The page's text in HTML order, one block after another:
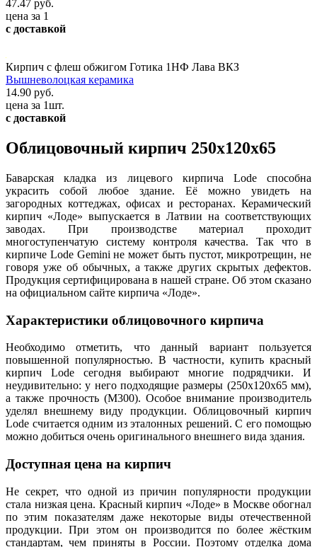
47.47 руб.
цена за 1
с доставкой
Кирпич с флеш обжигом Готика 1НФ Лава ВКЗ
Вышневолоцкая керамика
14.90 руб.
цена за 1шт.
с доставкой
Облицовочный кирпич 250x120x65
Баварская кладка из лицевого кирпича Lode способна
украсить собой любое здание. Её можно увидеть на
загородных коттеджах, офисах и ресторанах. Керамический
кирпич «Лоде» выпускается в Латвии на соответствующих
заводах. При производстве материал проходит
многоступенчатую систему контроля качества. Так что в
кирпиче Lode Gemini не может быть пустот, микротрещин, не
говоря уже об обычных, а также других скрытых дефектов.
Продукция сертифицирована в нашей стране. Об этом сказано
на официальном сайте кирпича «Лоде».
Характеристики облицовочного кирпича
Необходимо отметить, что данный вариант пользуется
повышенной популярностью. В частности, купить красный
кирпич Lode сегодня выбирают многие подрядчики. И
неудивительно: у него подходящие размеры (250x120x65 мм),
а также прочность (М300). Особое внимание производитель
уделял внешнему виду продукции. Облицовочный кирпич
Lode считается одним из эталонных решений. С его помощью
можно добиться очень оригинального внешнего вида здания.
Доступная цена на кирпич
Не секрет, что одной из причин популярности продукции
стала низкая цена. Красный кирпич «Лоде» в Москве обогнал
по этим показателям даже некоторые виды отечественной
продукции. При этом он производится по более жёстким
стандартам, чем приняты в России. Поэтому отделка дома